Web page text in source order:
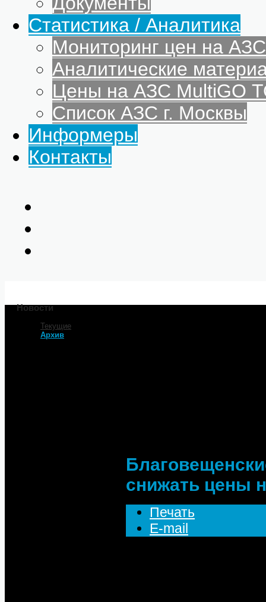
Статистика / Аналитика
Мониторинг цен на
Аналитические
Цены на АЗС MultiGO
Список АЗС г. Москвы
Информеры
Контакты
Новости
Текущие
Архив
снижать цены
Печать
E-mail